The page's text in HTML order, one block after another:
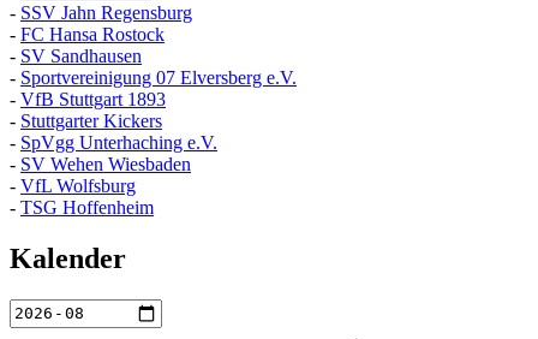
- SSV Jahn Regensburg
- FC Hansa Rostock
- SV Sandhausen
- Sportvereinigung 07 Elversberg e.V.
- VfB Stuttgart 1893
- Stuttgarter Kickers
- SpVgg Unterhaching e.V.
- SV Wehen Wiesbaden
- VfL Wolfsburg
- TSG Hoffenheim
Kalender